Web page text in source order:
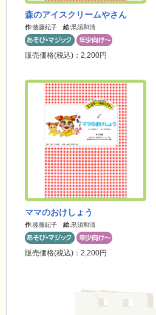
森のアイスクリームやさん
作:後藤紀子 絵:黒須和清
販売価格(税込)：2,200円
ママのおけしょう
作:後藤紀子 絵:黒須和清
販売価格(税込)：2,200円